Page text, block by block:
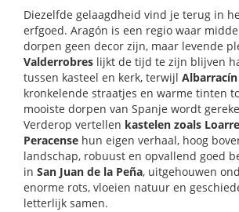
Diezelfde gelaagdheid vind je terug in
erfgoed. Aragón is een regio waar
dorpen geen decor zijn, maar levende
Valderrobres lijkt de tijd te zijn blijven
tussen kasteel en kerk, terwijl Albarracín
kronkelende straatjes en warme tinten
mooiste dorpen van Spanje wordt
Verderop vertellen kastelen zoals
Peracense hun eigen verhaal, hoog
landschap, robuust en opvallend goed
in San Juan de la Peña, uitgehouwen
enorme rots, vloeien natuur en
letterlijk samen.